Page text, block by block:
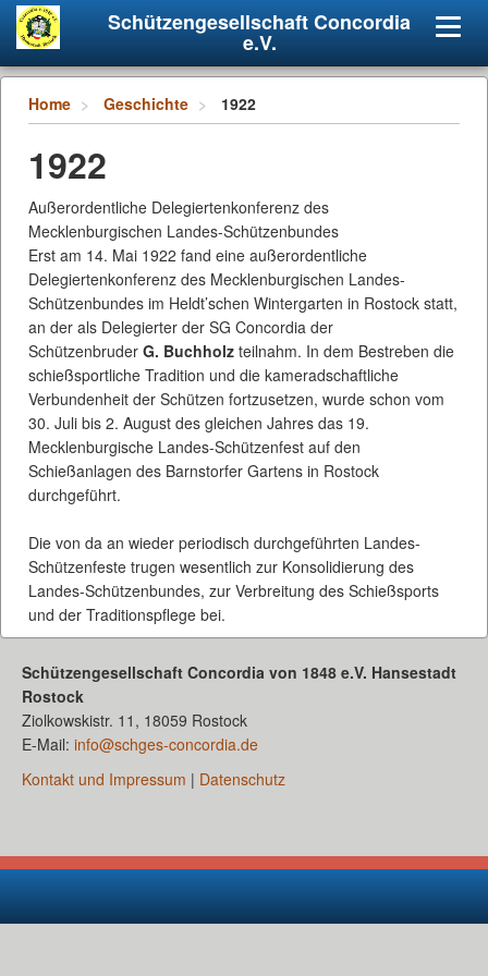
Schützengesellschaft Concordia
e.V.
Home Geschichte 1922
1922
Außerordentliche Delegiertenkonferenz des
Mecklenburgischen Landes-Schützenbundes
Erst am 14. Mai 1922 fand eine außerordentliche
Delegiertenkonferenz des Mecklenburgischen Landes-
Schützenbundes im Heldt’schen Wintergarten in Rostock statt,
an der als Delegierter der SG Concordia der
Schützenbruder G. Buchholz teilnahm. In dem Bestreben die
schießsportliche Tradition und die kameradschaftliche
Verbundenheit der Schützen fortzusetzen, wurde schon vom
30. Juli bis 2. August des gleichen Jahres das 19.
Mecklenburgische Landes-Schützenfest auf den
Schießanlagen des Barnstorfer Gartens in Rostock
durchgeführt.
Die von da an wieder periodisch durchgeführten Landes-
Schützenfeste trugen wesentlich zur Konsolidierung des
Landes-Schützenbundes, zur Verbreitung des Schießsports
und der Traditionspflege bei.
Schützengesellschaft Concordia von 1848 e.V. Hansestadt
Rostock
Ziolkowskistr. 11, 18059 Rostock
E-Mail: info@schges-concordia.de
Kontakt und Impressum | Datenschutz